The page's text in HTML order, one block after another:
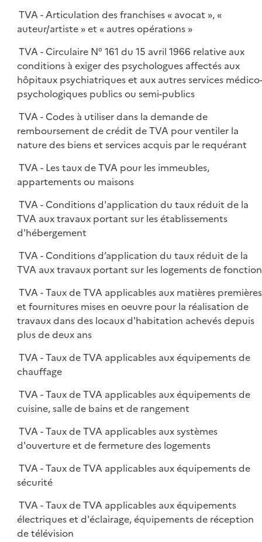
TVA - Articulation des franchises « avocat », «
auteur/artiste » et « autres opérations »
TVA - Circulaire N° 161 du 15 avril 1966 relative aux
conditions à exiger des psychologues affectés aux
hôpitaux psychiatriques et aux autres services médico-
psychologiques publics ou semi-publics
TVA - Codes à utiliser dans la demande de
remboursement de crédit de TVA pour ventiler la
nature des biens et services acquis par le requérant
TVA - Les taux de TVA pour les immeubles,
appartements ou maisons
TVA - Conditions d'application du taux réduit de la
TVA aux travaux portant sur les établissements
d'hébergement
TVA - Conditions d’application du taux réduit de la
TVA aux travaux portant sur les logements de fonction
TVA - Taux de TVA applicables aux matières premières
et fournitures mises en oeuvre pour la réalisation de
travaux dans des locaux d'habitation achevés depuis
plus de deux ans
TVA - Taux de TVA applicables aux équipements de
chauffage
TVA - Taux de TVA applicables aux équipements de
cuisine, salle de bains et de rangement
TVA - Taux de TVA applicables aux systèmes
d'ouverture et de fermeture des logements
TVA - Taux de TVA applicables aux équipements de
sécurité
TVA - Taux de TVA applicables aux équipements
électriques et d'éclairage, équipements de réception
de télévision